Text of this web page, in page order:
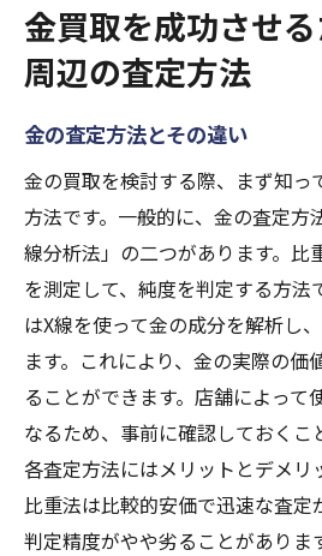
金買取を成功させ
周辺の査定方法
金の査定方法とその違い
金の買取を検討する際、まず知っ
方法です。一般的に、金の査定方
線分析法」の二つがあります。比
を測定して、純度を判定する方法
はX線を使って金の成分を解析し
ます。これにより、金の実際の価
ることができます。店舗によって
なるため、事前に確認しておくこ
各査定方法にはメリットとデメリ
比重法は比較的安価で迅速な査定
判定精度がやや劣ることがありま